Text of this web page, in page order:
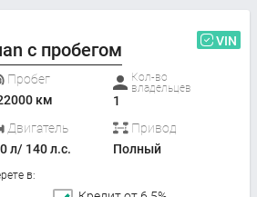
с пробегом VIN
Пробег
км
Кол-во
владельцев
1
Двигатель
л/ 140 л.с.
Привод
Полный
в: